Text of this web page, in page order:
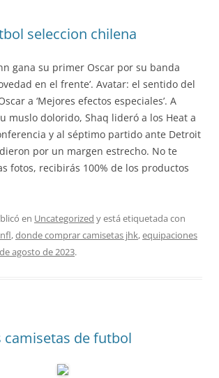
seleccion chilena
gana su primer Oscar por su banda
en el frente’. Avatar: el sentido del
a ‘Mejores efectos especiales’. A
muslo dolorido, Shaq lideró a los Heat a
y al séptimo partido ante Detroit
por un margen estrecho. No te
fotos, recibirás 100% de los productos
en Uncategorized y está etiquetada con
,donde comprar camisetas jhk,equipaciones
agosto de 2023.
de futbol